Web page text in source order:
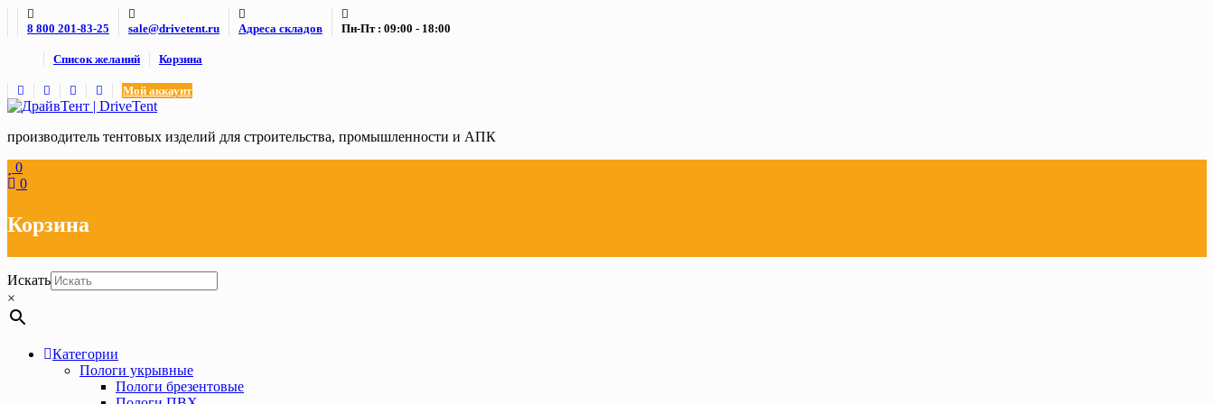
Skip
8 800 201-83-25 sale@drivetent.ru Адреса складов Пн-Пт : 09:00 - 18:00
Список желаний Корзина
Мой аккаунт
производитель тентовых изделий для строительства, промышленности и АПК
0
0
Корзина
Искать
×
Категории
Пологи укрывные
Пологи брезентовые